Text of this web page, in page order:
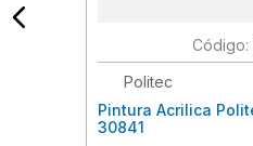
:
Politec
Pintura Acrilica
30841